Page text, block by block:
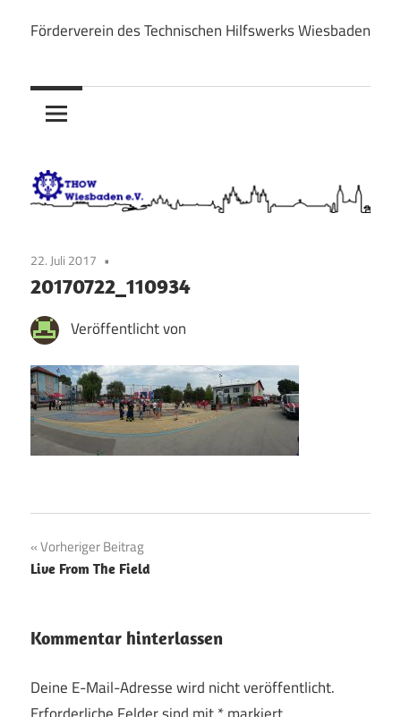
Inhalt
THOW
Wiesbaden
Förderverein des Technischen Hilfswerks Wiesbaden
22. Juli 2017
20170722_110934
Veröffentlicht von
Beitragsnavigation
Vorheriger Beitrag
Live From The Field
Kommentar hinterlassen
Deine E-Mail-Adresse wird nicht veröffentlicht.